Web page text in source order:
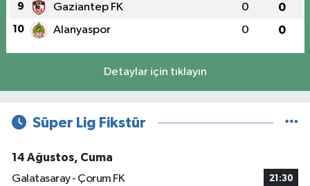
9 Gaziantep FK 0 0
10 Alanyaspor 0 0
Detaylar için tıklayın
Süper Lig Fikstür
14 Ağustos, Cuma
Galatasaray - Çorum FK
21:30